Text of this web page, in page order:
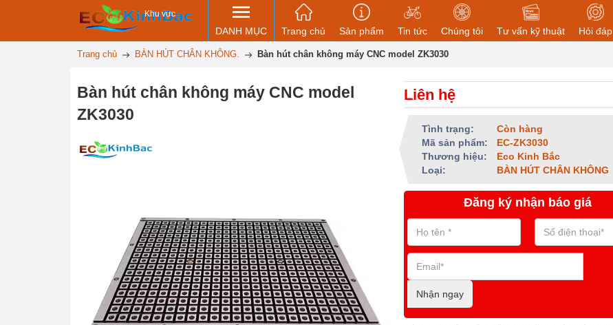
Khu vực
DANH MỤC Trang chủ Sản phẩm Tin tức Chúng tôi Tư vấn kỹ thuật Hỏi đáp
Trang chủ BÀN HÚT CHÂN KHÔNG. Bàn hút chân không máy CNC model ZK3030
Bàn hút chân không máy CNC model
ZK3030
Liên hệ
Tình trạng:
Còn hàng
Mã sản phẩm:
EC-ZK3030
Thương hiệu:
Eco Kinh Bắc
Loại:
BÀN HÚT CHÂN KHÔNG
Đăng ký nhận báo giá
Nhận ngay